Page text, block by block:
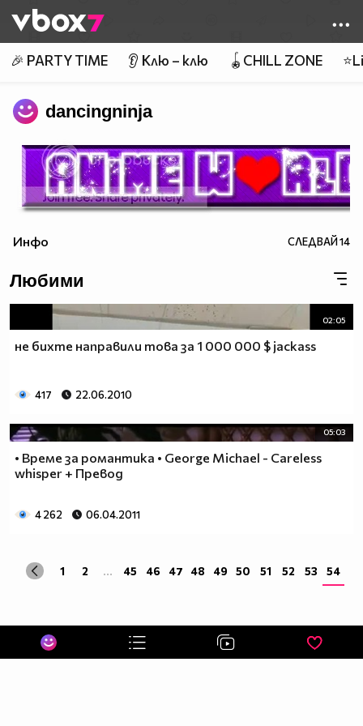
👾
🎉 PARTY TIME 👂 Клю – клю 🪀CHILL ZONE
dancingninja
Инфо СЛЕДВАЙ14
Любими
02:05
не бихте направили това за 1 000 000 $ jackass
417 22.06.2010
05:03
• Време за романтика • George Michael - Careless
whisper + Превод
4 262 06.04.2011
1 2 ... 45 46 47 48 49 50 51 52 53 54